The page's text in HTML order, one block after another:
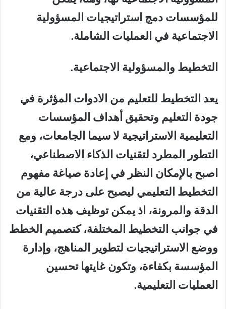
للمؤسسات دمج استراتيجيات المسؤولية
الاجتماعية في العمليات الشاملة.
التخطيط والمسؤولية الاجتماعية.
يعد التخطيط للتعليم من الادوات المؤثرة في
جودة التعليم وتحقيق أهداف المؤسسات
التعليمية الاستراتيجية لا سيما الجامعات، ومع
التطور المطرد لتقنيات الذكاء الاصطناعي،
اصبح بالإمكان النظر في إعادة صياغة مفهوم
التخطيط التعليمي ليصبح على درجة عالية من
الدقة والمرونة، اذ يمكن توظيف هذه التقنيات
في جوانب التخطيط المختلفة، كتصميم الخطط
ووضع الاستراتيجيات لتطوير المناهج، وإدارة
المؤسسة بكفاءة، وتكون غايتها تحسين
العمليات التعليمية.